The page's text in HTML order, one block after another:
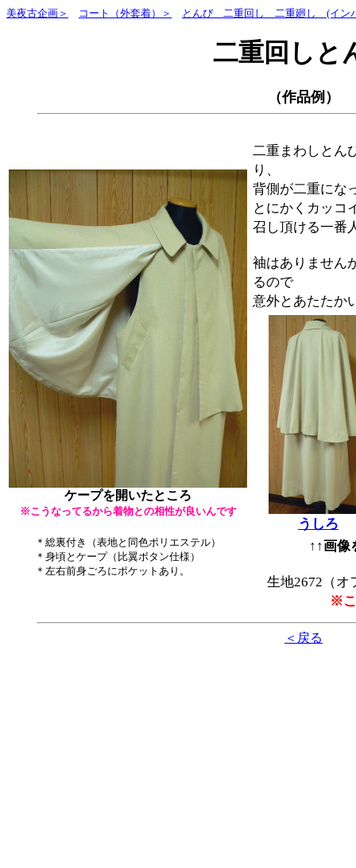
美夜古企画＞ コート（外套着）＞ とんび 二重回し 二重廻し (イン
二重回しと
（作品例）
ケープを開いたところ
※こうなってるから着物との相性が良いんです
＊総裏付き（表地と同色ポリエステル）
＊身頃とケープ（比翼ボタン仕様）
＊左右前身ごろにポケットあり。
二重まわしとん
り、
背側が二重にな
とにかくカッコ
召し頂ける一番
袖はありません
るので
意外とあたたか
うしろ
↑↑画像
生地2672（オ
※こ
＜戻る